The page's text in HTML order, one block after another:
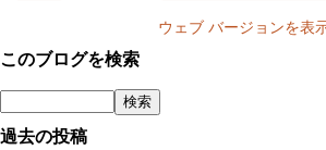
ウェブ バージョンを表
このブログを検索
過去の投稿